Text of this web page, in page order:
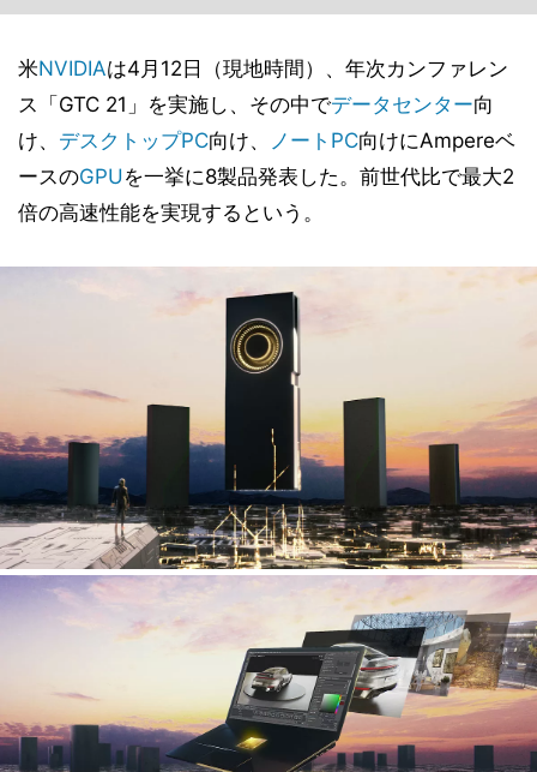
米NVIDIAは4月12日（現地時間）、年次カンファレン
ス「GTC 21」を実施し、その中でデータセンター向
け、 デスクトップPC向け、 ノートPC向けにAmpereベ
ースのGPUを一挙に8製品発表した。前世代比で最大2
倍の高速性能を実現するという。